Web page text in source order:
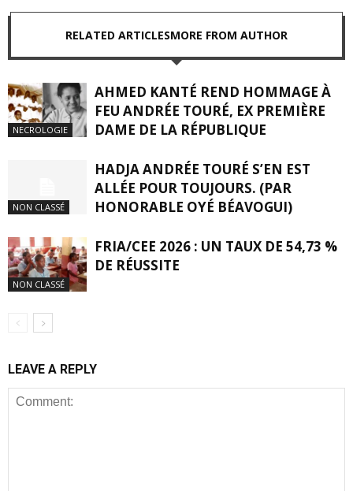
RELATED ARTICLESMORE FROM AUTHOR
NECROLOGIE
AHMED KANTÉ REND HOMMAGE À
FEU ANDRÉE TOURÉ, EX PREMIÈRE
DAME DE LA RÉPUBLIQUE
NON CLASSÉ
HADJA ANDRÉE TOURÉ S’EN EST
ALLÉE POUR TOUJOURS. (PAR
HONORABLE OYÉ BÉAVOGUI)
NON CLASSÉ
FRIA/CEE 2026 : UN TAUX DE 54,73 %
DE RÉUSSITE
LEAVE A REPLY